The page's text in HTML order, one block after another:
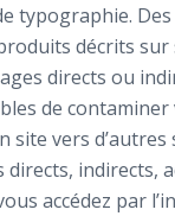
typographie.
décrits
directs ou
de
vers
directs,
accédez par